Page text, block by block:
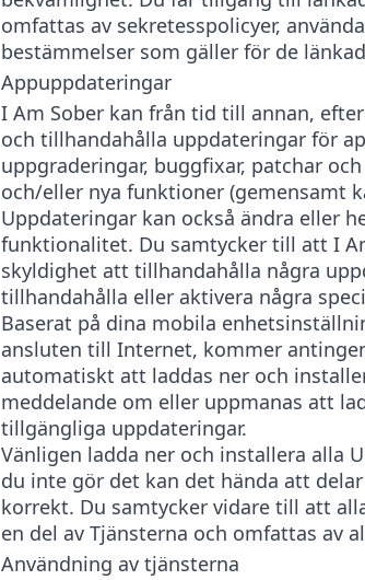
omfattas av sekretesspolicyer,
bestämmelser som gäller för de
Appuppdateringar
I Am Sober kan från tid till annan,
och tillhandahålla uppdateringar för
uppgraderingar, buggfixar, patchar
och/eller nya funktioner (gemensamt
Uppdateringar kan också ändra eller
funktionalitet. Du samtycker till att I
skyldighet att tillhandahålla några
tillhandahålla eller aktivera några
Baserat på dina mobila
ansluten till Internet, kommer
automatiskt att laddas ner och
meddelande om eller uppmanas att
tillgängliga uppdateringar.
Vänligen ladda ner och installera alla
du inte gör det kan det hända att
korrekt. Du samtycker vidare till att
en del av Tjänsterna och omfattas av
Användning av tjänsterna